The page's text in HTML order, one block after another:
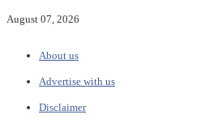
August 07, 2026
About us
Advertise with us
Disclaimer